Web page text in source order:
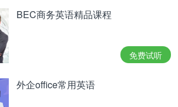
BEC商务英语精品课程
免费试听
外企office常用英语